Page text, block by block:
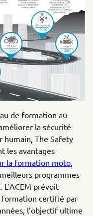
de formation au
la sécurité
humain, The Safety
les avantages
la formation moto,
programmes
L’ACEM prévoit
formation certifié par
l’objectif ultime